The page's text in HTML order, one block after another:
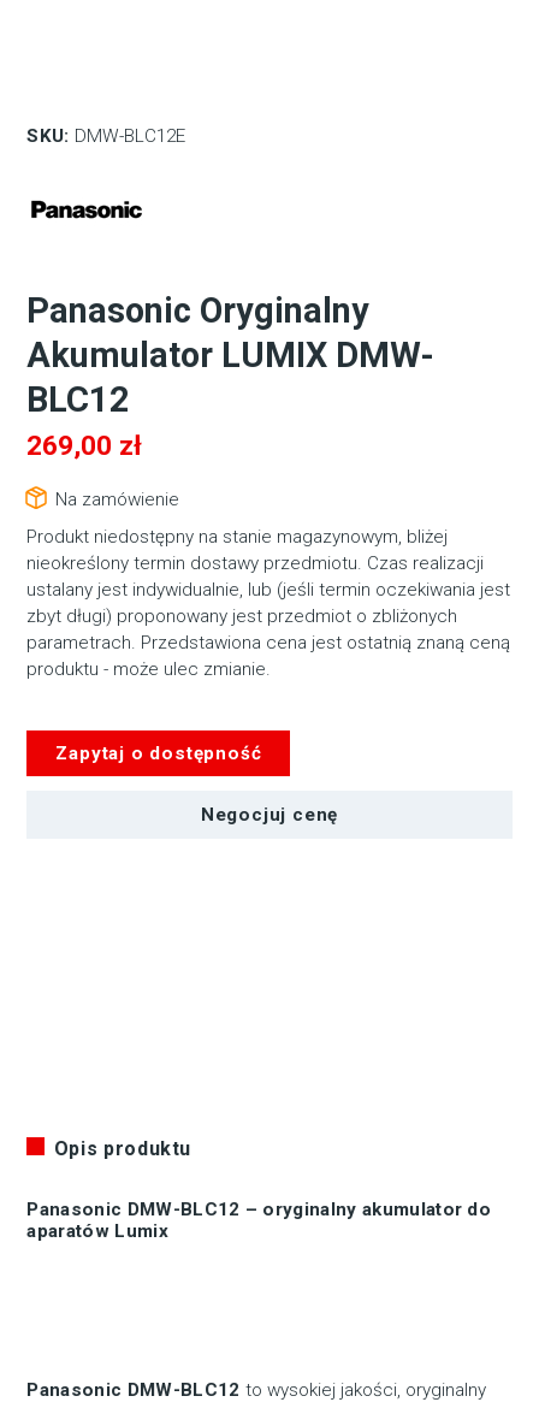
SKU: DMW-BLC12E
Panasonic Oryginalny
Akumulator LUMIX DMW-
BLC12
269,00 zł
Na zamówienie
Produkt niedostępny na stanie magazynowym, bliżej
nieokreślony termin dostawy przedmiotu. Czas realizacji
ustalany jest indywidualnie, lub (jeśli termin oczekiwania jest
zbyt długi) proponowany jest przedmiot o zbliżonych
parametrach. Przedstawiona cena jest ostatnią znaną ceną
produktu - może ulec zmianie.
Zapytaj o dostępność
Negocjuj cenę
Opis produktu
Panasonic DMW-BLC12 – oryginalny akumulator do
aparatów Lumix
Panasonic DMW-BLC12 to wysokiej jakości, oryginalny